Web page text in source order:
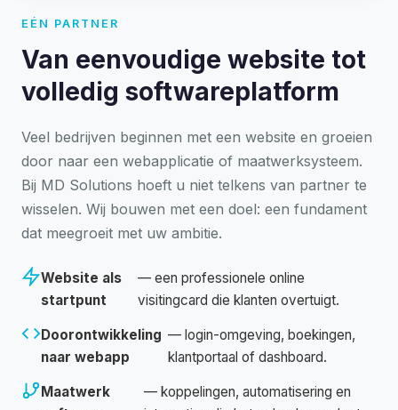
EÉN PARTNER
Van eenvoudige website tot
volledig softwareplatform
Veel bedrijven beginnen met een website en groeien
door naar een webapplicatie of maatwerksysteem.
Bij MD Solutions hoeft u niet telkens van partner te
wisselen. Wij bouwen met een doel: een fundament
dat meegroeit met uw ambitie.
Website als
startpunt
— een professionele online
visitingcard die klanten overtuigt.
Doorontwikkeling
naar webapp
— login-omgeving, boekingen,
klantportaal of dashboard.
Maatwerk
— koppelingen, automatisering en